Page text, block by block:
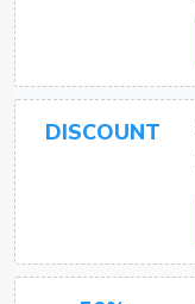
DISCOUNT